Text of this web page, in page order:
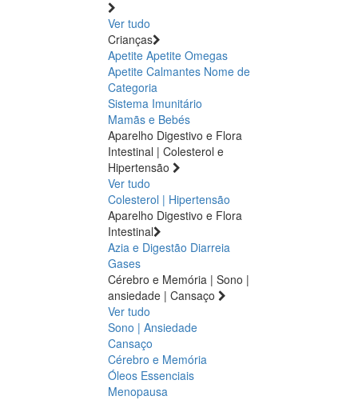
Ver tudo
Crianças
Apetite Apetite Omegas
Apetite Calmantes Nome de
Categoria
Sistema Imunitário
Mamãs e Bebés
Aparelho Digestivo e Flora
Intestinal | Colesterol e
Hipertensão
Ver tudo
Colesterol | Hipertensão
Aparelho Digestivo e Flora
Intestinal
Azia e Digestão Diarreia
Gases
Cérebro e Memória | Sono |
ansiedade | Cansaço
Ver tudo
Sono | Ansiedade
Cansaço
Cérebro e Memória
Óleos Essenciais
Menopausa